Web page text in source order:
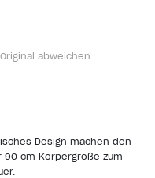
abweichen
Design machen den
90 cm Körpergröße zum